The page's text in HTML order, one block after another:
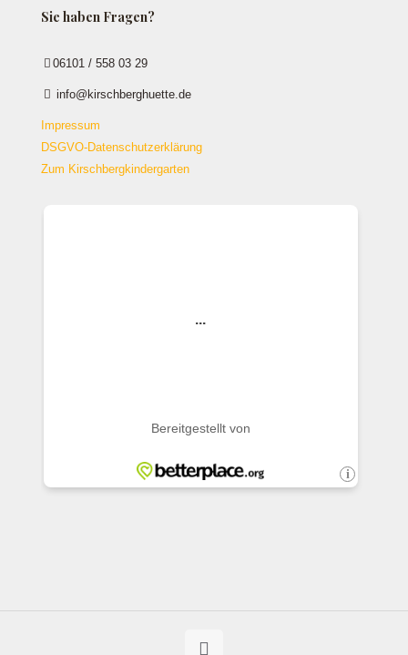
Sie haben Fragen?
06101 / 558 03 29
info@kirschberghuette.de
Impressum
DSGVO-Datenschutzerklärung
Zum Kirschbergkindergarten